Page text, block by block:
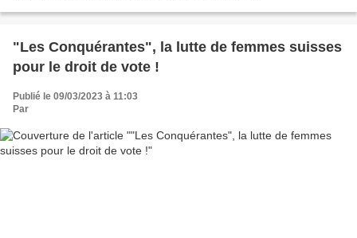
"Les Conquérantes", la lutte de femmes suisses
pour le droit de vote !
Publié le 09/03/2023 à 11:03
Par